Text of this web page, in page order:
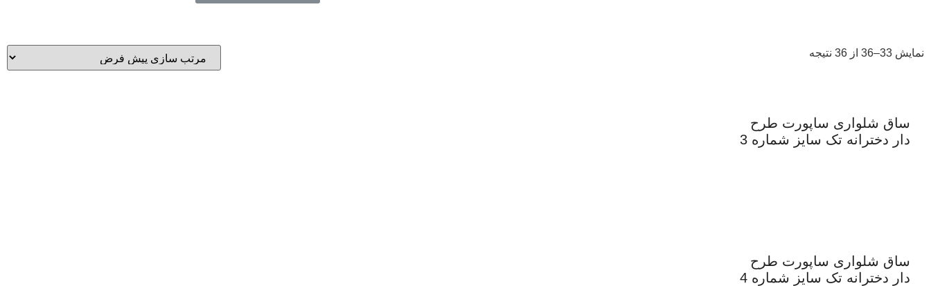
نمایش 33–36 از 36 نتیجه
ساق شلواری ساپورت طرح
دار دخترانه تک سایز شماره 3
ساق شلواری ساپورت طرح
دار دخترانه تک سایز شماره 4